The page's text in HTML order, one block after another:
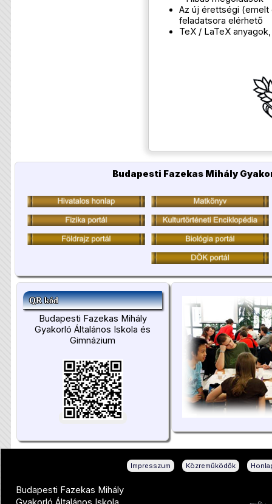
Az új érettségi (emelt
feladatsora elérhető
TeX / LaTeX
Budapesti Fazekas Mihály
QR kód
Budapesti Fazekas Mihály
Gyakorló Általános Iskola és
Gimnázium
Impresszum Közreműködők
Budapesti Fazekas Mihály